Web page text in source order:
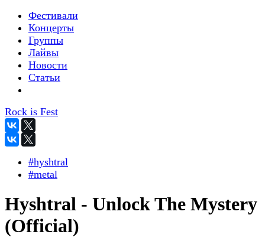
Фестивали
Концерты
Группы
Лайвы
Новости
Статьи
Rock is Fest
#hyshtral
#metal
Hyshtral - Unlock The Mystery
(Official)